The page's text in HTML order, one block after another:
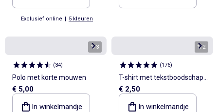
Exclusief online | 5 kleuren
1/3
(34)
Polo met korte mouwen
€ 5,00
In winkelmandje
1/2
(176)
T-shirt met tekstboodschap
en korte mouwen
€ 2,50
In winkelmandje